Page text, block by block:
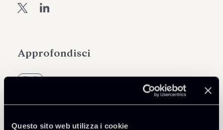
Questo sito web utilizza i cookie
Approfondisci
Tax